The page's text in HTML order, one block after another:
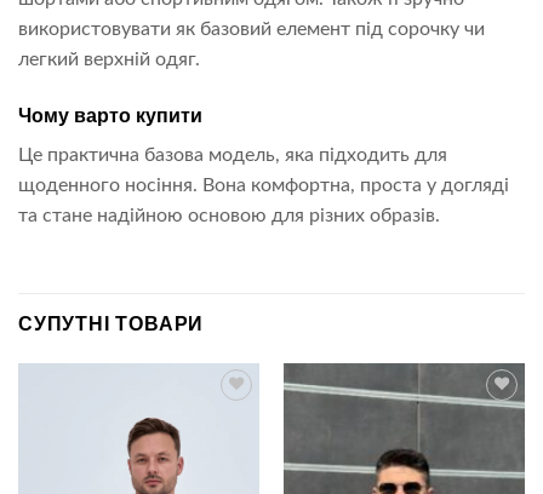
використовувати як базовий елемент під сорочку чи
легкий верхній одяг.
Чому варто купити
Це практична базова модель, яка підходить для
щоденного носіння. Вона комфортна, проста у догляді
та стане надійною основою для різних образів.
СУПУТНІ ТОВАРИ